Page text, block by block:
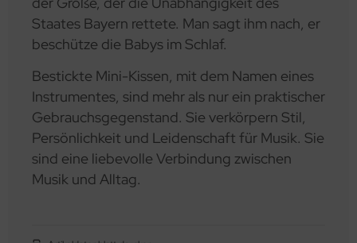
Staates Bayern rettete. Man sagt ihm nach, er
beschütze die Babys im Schlaf.
Bestickte Mini-Kissen, mit dem Namen eines
Instrumentes, sind mehr als nur ein praktischer
Gebrauchsgegenstand. Sie verkörpern Stil,
Persönlichkeit und Leidenschaft für Musik. Sie
sind eine liebevolle Verbindung zwischen
Musik und Alltag.